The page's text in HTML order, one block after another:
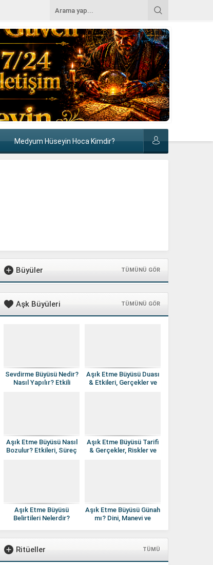
Medyum Hüseyin Hoca Kimdir?
Büyüler TÜMÜNÜ GÖR
Aşk Büyüleri TÜMÜNÜ GÖR
Sevdirme Büyüsü Nedir?
Nasıl Yapılır? Etkili
Aşık Etme Büyüsü Duası
& Etkileri, Gerçekler ve
Aşık Etme Büyüsü Nasıl
Bozulur? Etkileri, Süreç
Aşık Etme Büyüsü Tarifi
& Gerçekler, Riskler ve
Aşık Etme Büyüsü
Belirtileri Nelerdir?
Aşık Etme Büyüsü Günah
mı? Dini, Manevi ve
Ritüeller TÜMÜ